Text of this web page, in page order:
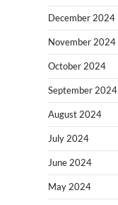
December 2024
November 2024
October 2024
September 2024
August 2024
July 2024
June 2024
May 2024